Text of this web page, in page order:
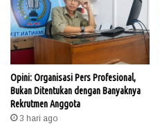
Opini: Organisasi Pers Profesional,
Bukan Ditentukan dengan Banyaknya
Rekrutmen Anggota
3 hari ago